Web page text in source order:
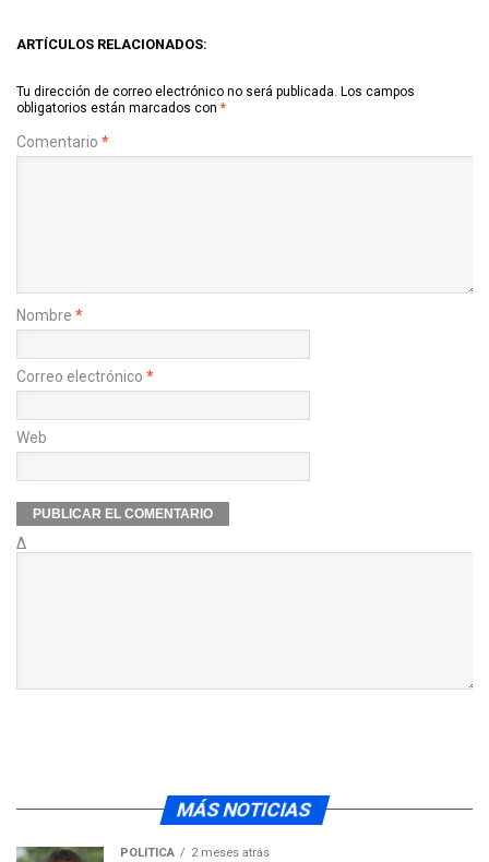
ARTÍCULOS RELACIONADOS:
Tu dirección de correo electrónico no será publicada. Los campos
obligatorios están marcados con *
Comentario *
Nombre *
Correo electrónico *
Web
Δ
MÁS NOTICIAS
POLÍTICA 2 meses atrás